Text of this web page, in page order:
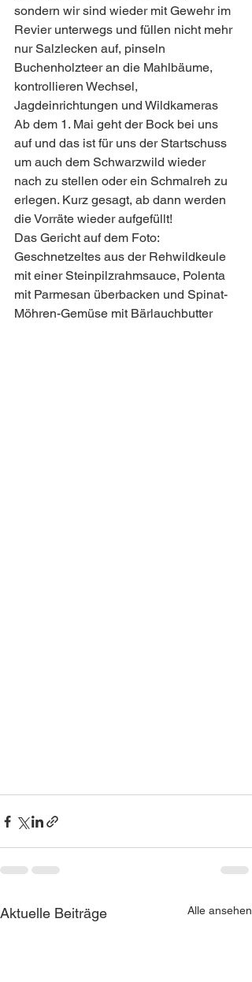
sondern wir sind wieder mit Gewehr im
Revier unterwegs und füllen nicht mehr
nur Salzlecken auf, pinseln
Buchenholzteer an die Mahlbäume,
kontrollieren Wechsel,
Jagdeinrichtungen und Wildkameras
Ab dem 1. Mai geht der Bock bei uns
auf und das ist für uns der Startschuss
um auch dem Schwarzwild wieder
nach zu stellen oder ein Schmalreh zu
erlegen. Kurz gesagt, ab dann werden
die Vorräte wieder aufgefüllt!
Das Gericht auf dem Foto:
Geschnetzeltes aus der Rehwildkeule
mit einer Steinpilzrahmsauce, Polenta
mit Parmesan überbacken und Spinat-
Möhren-Gemüse mit Bärlauchbutter
Aktuelle Beiträge Alle ansehen